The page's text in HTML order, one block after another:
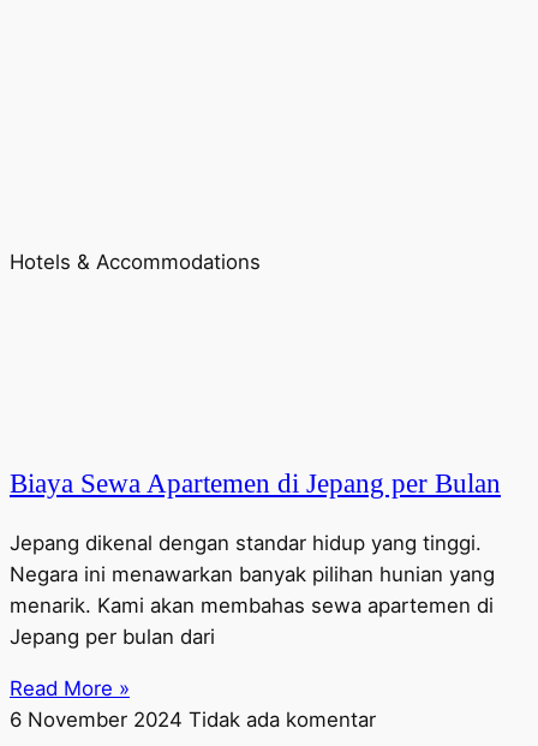
Hotels & Accommodations
Biaya Sewa Apartemen di Jepang per Bulan
Jepang dikenal dengan standar hidup yang tinggi.
Negara ini menawarkan banyak pilihan hunian yang
menarik. Kami akan membahas sewa apartemen di
Jepang per bulan dari
Read More »
6 November 2024 Tidak ada komentar